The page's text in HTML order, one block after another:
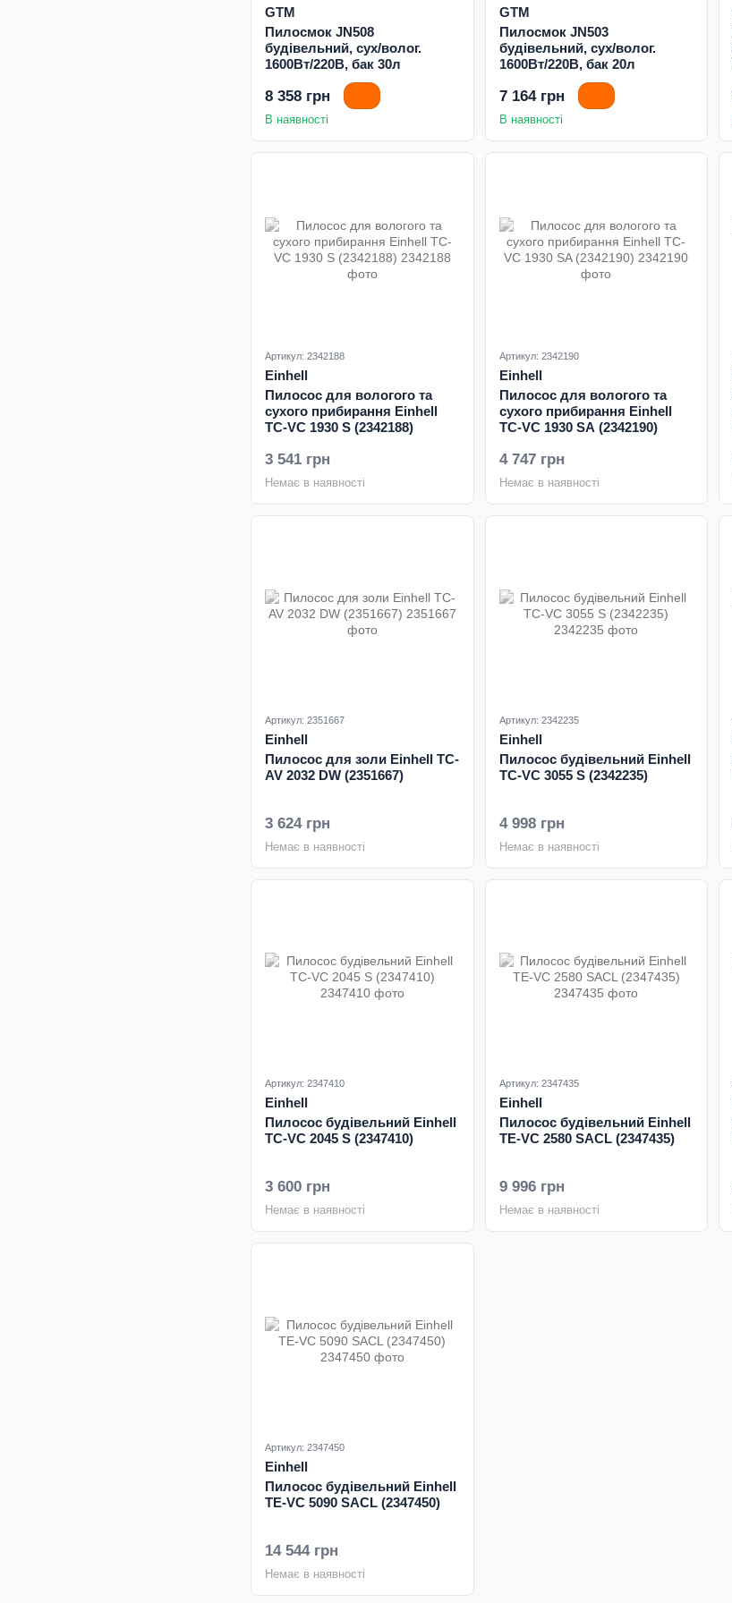
GTM
Пилосмок JN508
будівельний, сух/волог.
1600Вт/220В, бак 30л
8 358 грн
В наявності
GTM
Пилосмок JN503
будівельний, сух/волог.
1600Вт/220В, бак 20л
7 164 грн
В наявності
Артикул: 2342188
Einhell
Пилосос для вологого та
сухого прибирання Einhell
TC-VC 1930 S (2342188)
3 541 грн
Немає в наявності
Артикул: 2342190
Einhell
Пилосос для вологого та
сухого прибирання Einhell
TC-VC 1930 SA (2342190)
4 747 грн
Немає в наявності
Артикул: 2351667
Einhell
Пилосос для золи Einhell TC-
AV 2032 DW (2351667)
3 624 грн
Немає в наявності
Артикул: 2342235
Einhell
Пилосос будівельний Einhell
TC-VC 3055 S (2342235)
4 998 грн
Немає в наявності
Артикул: 2347410
Einhell
Пилосос будівельний Einhell
TC-VC 2045 S (2347410)
3 600 грн
Немає в наявності
Артикул: 2347435
Einhell
Пилосос будівельний Einhell
TE-VC 2580 SACL (2347435)
9 996 грн
Немає в наявності
Артикул: 2347450
Einhell
Пилосос будівельний Einhell
TE-VC 5090 SACL (2347450)
14 544 грн
Немає в наявності